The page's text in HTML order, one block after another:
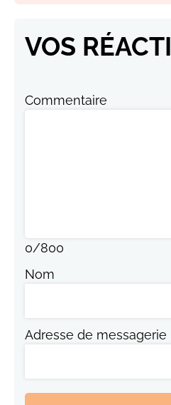
VOS
Commentaire
0/800
Nom
Adresse de messagerie